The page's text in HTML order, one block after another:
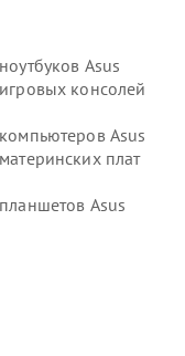
Asus
консолей
Asus
плат
Asus